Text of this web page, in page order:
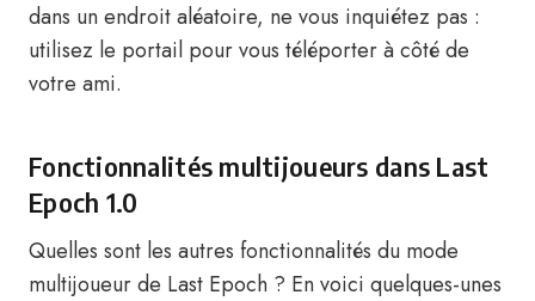
dans un endroit aléatoire, ne vous inquiétez pas :
utilisez le portail pour vous téléporter à côté de
votre ami.
Fonctionnalités multijoueurs dans Last
Epoch 1.0
Quelles sont les autres fonctionnalités du mode
multijoueur de Last Epoch ? En voici quelques-unes